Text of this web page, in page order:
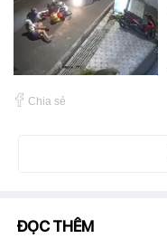
Chia sẻ
ĐỌC THÊM